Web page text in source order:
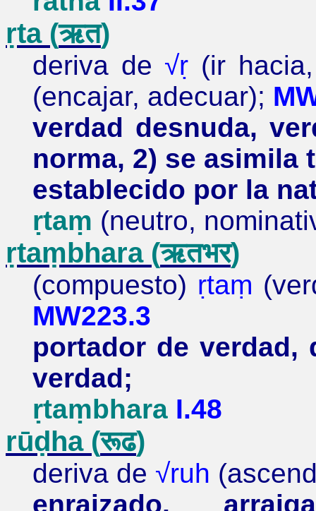
ṛta (ऋत)
deriva de √ṛ (ir
(encajar, adecuar);
verdad desnuda,
norma, 2) se asimila
establecido por la
ṛtaṃ (neutro,
ṛtaṃbhara (ऋतभर)
(compuesto) ṛtaṃ
MW223.3
portador de
verdad;
ṛtaṃbhara I.48
rūḍha (रूढ)
deriva de √ruh
enraizado,